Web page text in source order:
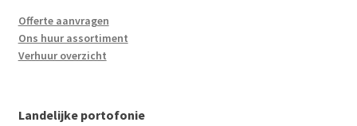
Offerte aanvragen
Ons huur assortiment
Verhuur overzicht
Landelijke portofonie